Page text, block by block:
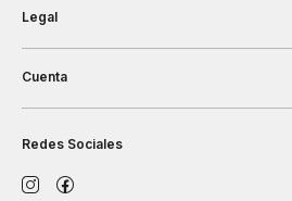
Legal
Cuenta
Redes Sociales